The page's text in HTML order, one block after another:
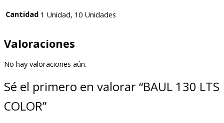
Cantidad 1 Unidad, 10 Unidades
Valoraciones
No hay valoraciones aún.
Sé el primero en valorar “BAUL 130 LTS
COLOR”